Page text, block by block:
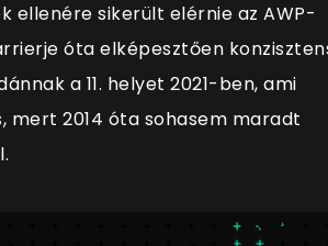
ellenére sikerült elérnie az AWP-
óta elképesztően
a 11. helyet 2021-ben, ami
mert 2014 óta sohasem maradt